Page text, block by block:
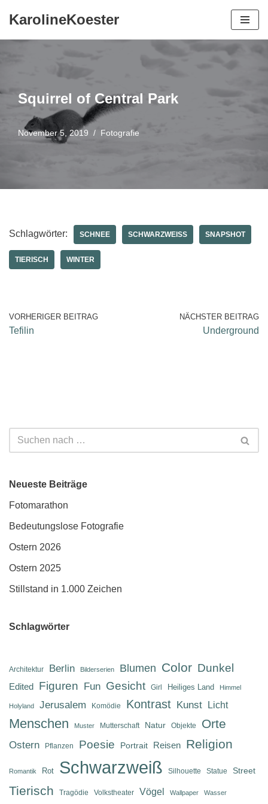
KarolineKoester
Squirrel of Central Park
November 5, 2019 Fotografie
Schlagwörter: SCHNEE SCHWARZWEISS SNAPSHOT
TIERISCH WINTER
VORHERIGER BEITRAG
Tefilin
NÄCHSTER BEITRAG
Underground
Neueste Beiträge
Fotomarathon
Bedeutungslose Fotografie
Ostern 2026
Ostern 2025
Stillstand in 1.000 Zeichen
Schlagwörter
Architektur Berlin Bilderserien Blumen Color Dunkel
Edited Figuren Fun Gesicht Girl Heiliges Land Himmel
Holyland Jerusalem Komödie Kontrast Kunst Licht
Menschen Muster Mutterschaft Natur Objekte Orte
Ostern Pflanzen Poesie Portrait Reisen Religion
Romantik Rot Schwarzweiß Silhouette Statue Street
Tierisch Tragödie Volkstheater Vögel Wallpaper Wasser